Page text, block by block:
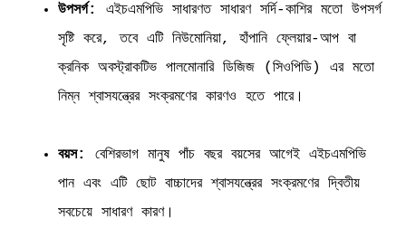
উপসর্গ:
এইচএমপিভি সাধারণত সাধারণ সর্দি-কাশির মতো উপসর্গ
সৃষ্টি করে, তবে এটি নিউমোনিয়া, হাঁপানি ফ্লেয়ার-আপ বা
ক্রনিক অবস্ট্রাকটিভ পালমোনারি ডিজিজ (সিওপিডি) এর মতো
নিম্ন শ্বাসযন্ত্রের সংক্রমণের কারণও হতে পারে।
বয়স:
বেশিরভাগ মানুষ পাঁচ বছর বয়সের আগেই এইচএমপিভি
পান এবং এটি ছোট বাচ্চাদের শ্বাসযন্ত্রের সংক্রমণের দ্বিতীয়
সবচেয়ে সাধারণ কারণ।